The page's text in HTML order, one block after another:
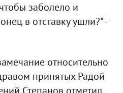
заболело и
в отставку ушли?" -
относительно
принятых Радой